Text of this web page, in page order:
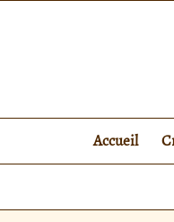
Accueil